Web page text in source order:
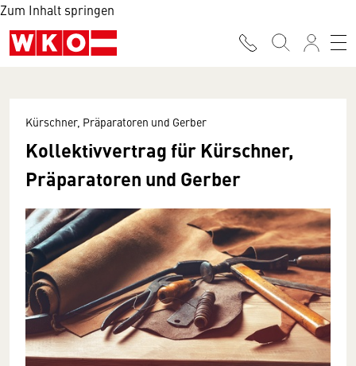
Zum Inhalt springen
Kürschner, Präparatoren und Gerber
Kollektivvertrag für Kürschner,
Präparatoren und Gerber